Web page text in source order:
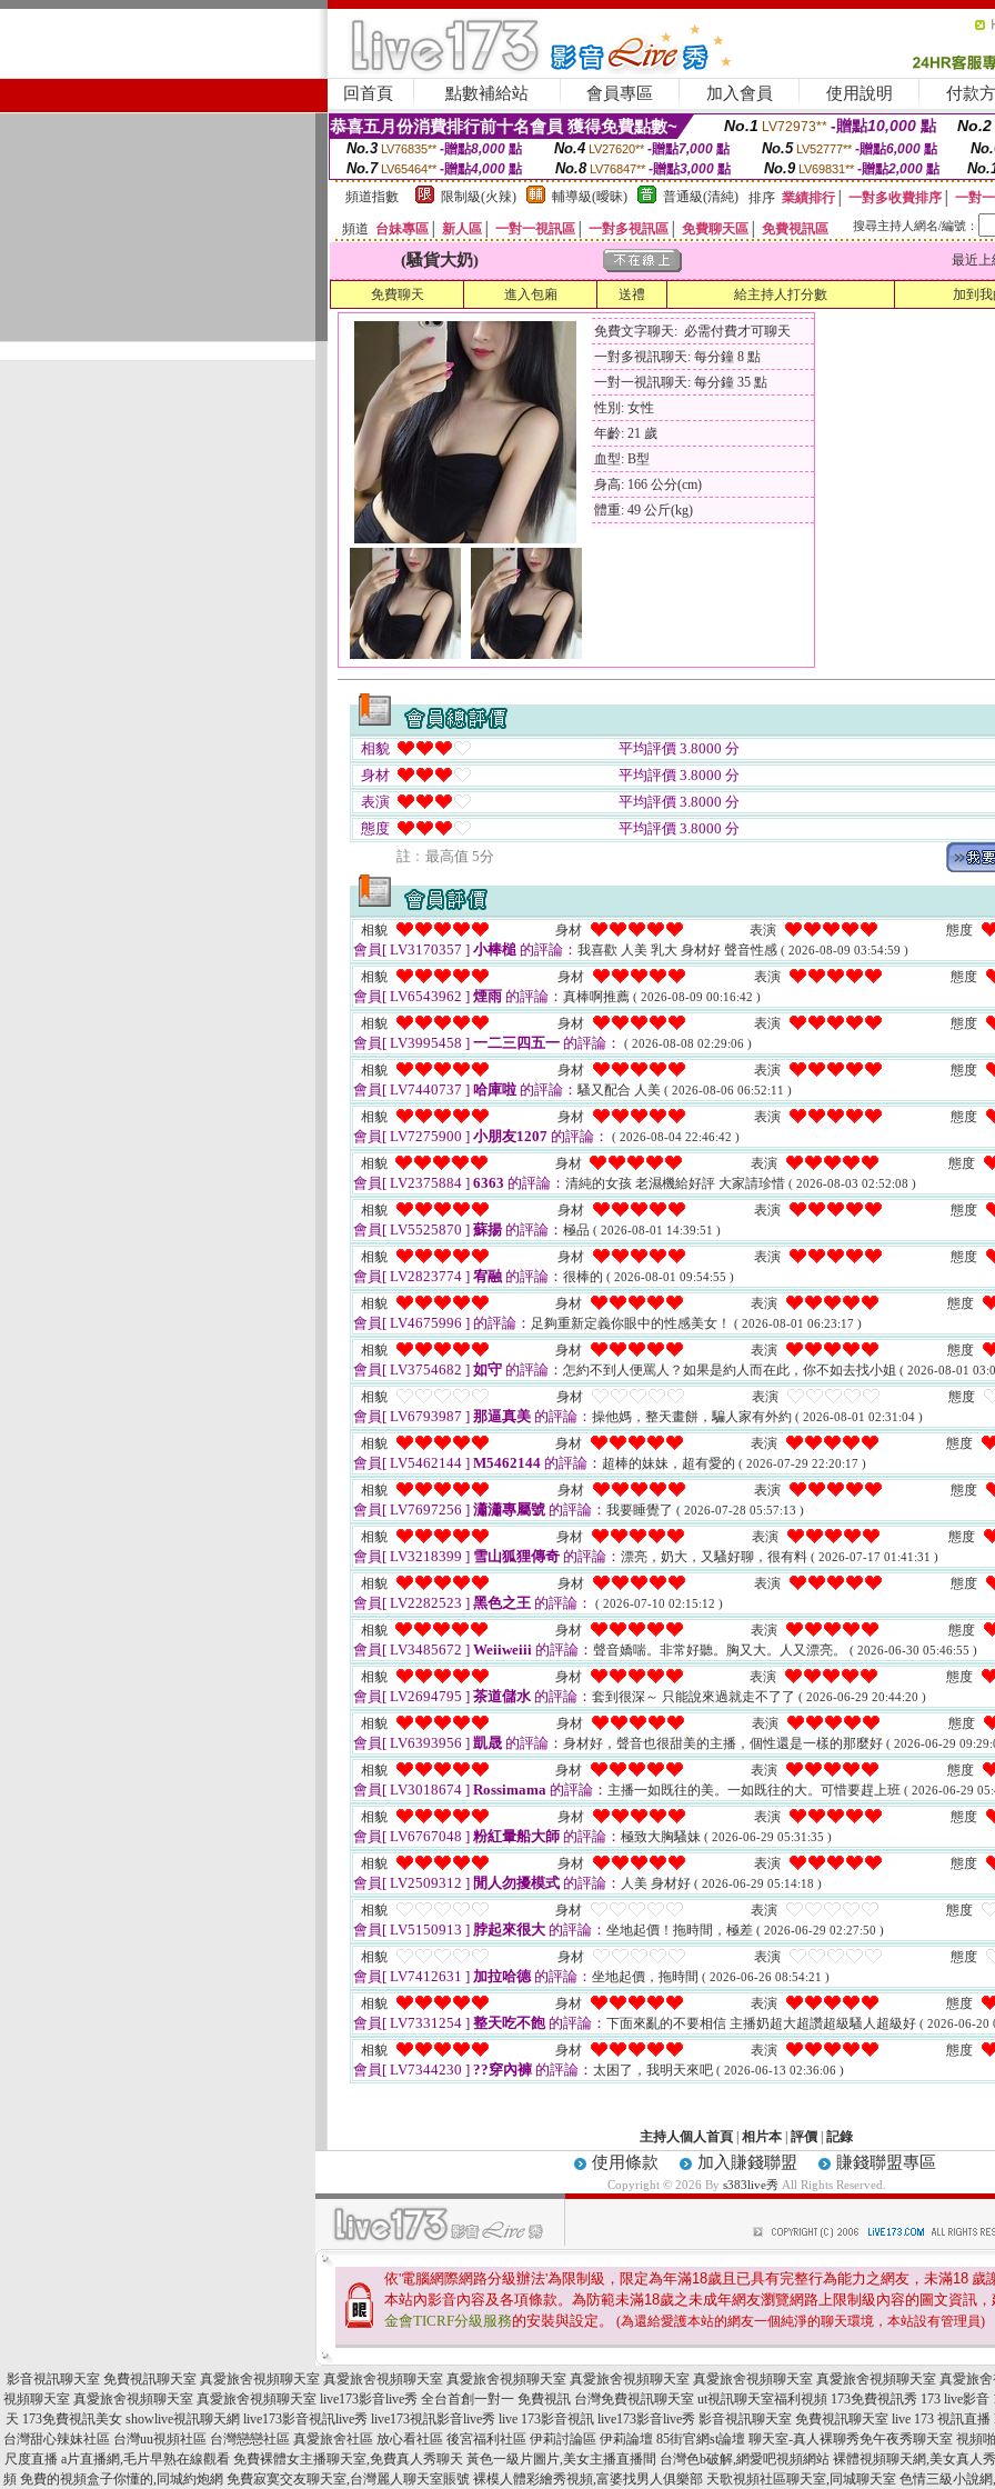
回首頁 點數補給站 會員專區 加入會員 使用說明 付款
恭喜五月份消費排行前十名會員 獲得免費點數~ No.1 LV72973** -贈點10,000 點 No.2
No.3 LV76835** -贈點8,000點 No.4 LV27620** -贈點7,000點 No.5 LV52777** -贈點6,000點
No.7 LV65464** -贈點4,000 點 No.8 LV76847** -贈點3,000 點 No.9 LV69831** -贈點2,000點
頻道指數
限制級(火辣) 輔導級(曖昧) 普通級(清純) 排序 業績排行│ 一對多收費排序
一對
頻道 台妹專區 新人區 一對一視訊區 一對多視訊區 免費聊天區 免費視訊區 搜尋主持人網名/編號：
(騷貨大奶) 最近上
免費聊天 進入包廂 送禮 給主持人打分數 加到
免費文字聊天: 必需付費才可聊天
一對多視訊聊天: 每分鐘 8 點
一對一視訊聊天: 每分鐘 35 點
性別: 女性
年齡: 21 歲
血型: B型
身高: 166 公分(cm)
體重: 49 公斤(kg)
相貌
平均評價 3.8000 分
身材
平均評價 3.8000 分
表演
平均評價 3.8000 分
態度
平均評價 3.8000 分
註﹕最高值 5分
相貌 身材 表演 態度
會員[ LV3170357 ] 小棒槌 的評論： 我喜歡 人美 乳大 身材好 聲音性感 ( 2026-08-09 03:54:59 )
相貌 身材 表演 態度
會員[ LV6543962 ] 煙雨 的評論： 真棒啊推薦 ( 2026-08-09 00:16:42 )
相貌 身材 表演 態度
會員[ LV3995458 ] 一二三四五一 的評論： ( 2026-08-08 02:29:06 )
相貌 身材 表演 態度
會員[ LV7440737 ] 哈庫啦 的評論：騷又配合 人美 ( 2026-08-06 06:52:11 )
相貌 身材 表演 態度
會員[ LV7275900 ] 小朋友1207 的評論： ( 2026-08-04 22:46:42 )
相貌 身材 表演 態度
會員[ LV2375884 ] 6363 的評論： 清純的女孩 老濕機給好評 大家請珍惜 ( 2026-08-03 02:52:08 )
相貌 身材 表演 態度
會員[ LV5525870 ] 蘇揚 的評論： 極品 ( 2026-08-01 14:39:51 )
相貌 身材 表演 態度
會員[ LV2823774 ] 宥融 的評論： 很棒的 ( 2026-08-01 09:54:55 )
相貌 身材 表演 態度
會員[ LV4675996 ] 的評論： 足夠重新定義你眼中的性感美女！ ( 2026-08-01 06:23:17 )
相貌 身材 表演 態度
會員[ LV3754682 ] 如守 的評論： 怎約不到人便罵人？如果是約人而在此，你不如去找小姐 ( 2026-08-01
相貌 身材 表演 態度
會員[ LV6793987 ] 那逼真美 的評論： 操他媽，整天畫餅，騙人家有外約 ( 2026-08-01 02:31:04 )
相貌 身材 表演 態度
會員[ LV5462144 ] M5462144 的評論： 超棒的妹妹，超有愛的 ( 2026-07-29 22:20:17 )
相貌 身材 表演 態度
會員[ LV7697256 ] 瀟瀟專屬號 的評論： 我要睡覺了 ( 2026-07-28 05:57:13 )
相貌 身材 表演 態度
會員[ LV3218399 ] 雪山狐狸傳奇 的評論： 漂亮，奶大，又騷好聊，很有料 ( 2026-07-17 01:41:31 )
相貌 身材 表演 態度
會員[ LV2282523 ] 黑色之王 的評論： ( 2026-07-10 02:15:12 )
相貌 身材 表演 態度
會員[ LV3485672 ] Weiiweiii 的評論： 聲音嬌喘。非常好聽。胸又大。人又漂亮。 ( 2026-06-30 05:46:55 )
相貌 身材 表演 態度
會員[ LV2694795 ] 茶道儲水 的評論： 套到很深～ 只能說來過就走不了了 ( 2026-06-29 20:44:20 )
相貌 身材 表演 態度
會員[ LV6393956 ] 凱晟 的評論： 身材好，聲音也很甜美的主播，個性還是一樣的那麼好 ( 2026-06-29
相貌 身材 表演 態度
會員[ LV3018674 ] Rossimama 的評論： 主播一如既往的美。一如既往的大。可惜要趕上班 ( 2026-06-29
相貌 身材 表演 態度
會員[ LV6767048 ] 粉紅暈船大師 的評論： 極致大胸騷妹 ( 2026-06-29 05:31:35 )
相貌 身材 表演 態度
會員[ LV2509312 ] 閒人勿擾模式 的評論： 人美 身材好 ( 2026-06-29 05:14:18 )
相貌 身材 表演 態度
會員[ LV5150913 ] 脖起來很大 的評論： 坐地起價！拖時間，極差 ( 2026-06-29 02:27:50 )
相貌 身材 表演 態度
會員[ LV7412631 ] 加拉哈德的評論： 坐地起價，拖時間 ( 2026-06-26 08:54:21 )
相貌 身材 表演 態度
會員[ LV7331254 ] 整天吃不飽的評論： 下面來亂的不要相信 主播奶超大超讚超級騷人超級好 ( 2026-06-20
相貌 身材 表演 態度
會員[ LV7344230 ] ??穿內褲 的評論： 太困了，我明天來吧 ( 2026-06-13 02:36:06 )
主持人個人首頁 相片本 評價 記錄
使用條款 加入賺錢聯盟 賺錢聯盟專區
Copyright © 2026 By s383live秀All Rights Reserved.
依'電腦網際網路分級辦法'為限制級，限定為年滿18歲且已具有完整行為能力之網友，未滿18 歲
本站內影音內容及各項條款。為防範未滿18歲之未成年網友瀏覽網路上限制級內容的圖文資訊
金會TICRF分級服務的安裝與設定。 (為還給愛護本站的網友一個純淨的聊天環境，本站設有管理員)
影音視訊聊天室 免費視訊聊天室 真愛旅舍視頻聊天室 真愛旅舍視頻聊天室 真愛旅舍視頻聊天室 真愛旅舍視頻聊天室 真愛旅舍視頻聊天室 真愛旅舍視頻聊天室 真愛旅
視頻聊天室 真愛旅舍視頻聊天室 真愛旅舍視頻聊天室 live173影音live秀 全台首創一對一 免費視訊 台灣免費視訊聊天室 ut視訊聊天室福利視頻 173免費視訊秀 173 live影音
天 173免費視訊美女 showlive視訊聊天網 live173影音視訊live秀 live173視訊影音live秀 live 173影音視訊 live173影音live秀 影音視訊聊天室 免費視訊聊天室 live 173 視訊直播
台灣甜心辣妹社區 台灣uu視頻社區 台灣戀戀社區 真愛旅舍社區 放心看社區 後宮福利社區 伊莉討論區 伊莉論壇 85街官網st論壇 聊天室-真人裸聊秀免午夜秀聊天室 視頻
尺度直播 a片直播網,毛片早熟在線觀看 免費裸體女主播聊天室,免費真人秀聊天 黃色一級片圖片,美女主播直播間 台灣色b破解,網愛吧視頻網站 裸體視頻聊天網,美女真人
頻 免費的視頻盒子你懂的,同城約炮網 免費寂寞交友聊天室,台灣麗人聊天室賬號 裸模人體彩繪秀視頻,富婆找男人俱樂部 天歌視頻社區聊天室,同城聊天室 色情三級小說